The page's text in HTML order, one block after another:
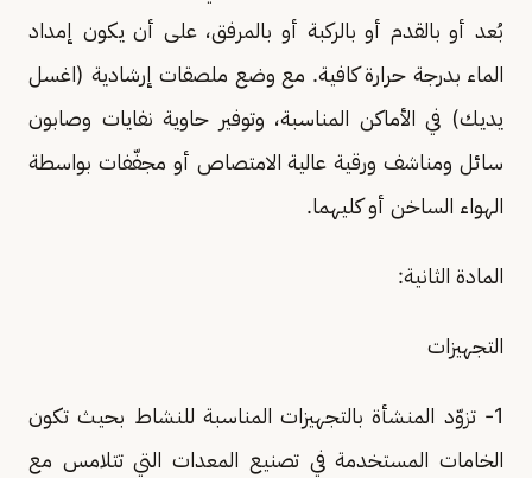
بُعد أو بالقدم أو بالركبة أو بالمرفق، على أن يكون إمداد
الماء بدرجة حرارة كافية. مع وضع ملصقات إرشادية (اغسل
يديك) في الأماكن المناسبة، وتوفير حاوية نفايات وصابون
سائل ومناشف ورقية عالية الامتصاص أو مجفّفات بواسطة
الهواء الساخن أو كليهما.
المادة الثانية:
التجهيزات
1- تزوّد المنشأة بالتجهيزات المناسبة للنشاط بحيث تكون
الخامات المستخدمة في تصنيع المعدات التي تتلامس مع